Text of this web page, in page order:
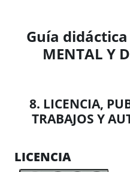
Guía didáctica
MENTAL Y
8. LICENCIA,
TRABAJOS Y
LICENCIA